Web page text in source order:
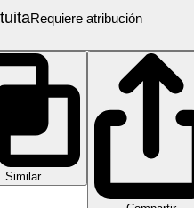
Requiere atribución
Similar